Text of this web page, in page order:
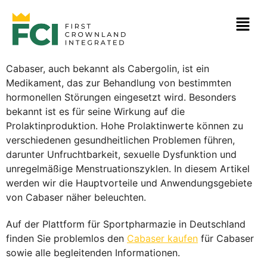
Cabaser, auch bekannt als Cabergolin, ist ein
Medikament, das zur Behandlung von bestimmten
hormonellen Störungen eingesetzt wird. Besonders
bekannt ist es für seine Wirkung auf die
Prolaktinproduktion. Hohe Prolaktinwerte können zu
verschiedenen gesundheitlichen Problemen führen,
darunter Unfruchtbarkeit, sexuelle Dysfunktion und
unregelmäßige Menstruationszyklen. In diesem Artikel
werden wir die Hauptvorteile und Anwendungsgebiete
von Cabaser näher beleuchten.
Auf der Plattform für Sportpharmazie in Deutschland
finden Sie problemlos den Cabaser kaufen für Cabaser
sowie alle begleitenden Informationen.